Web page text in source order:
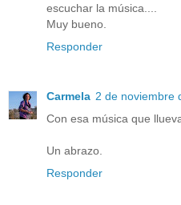
escuchar la música....
Muy bueno.
Responder
Carmela 2 de noviembre
Con esa música que
Un abrazo.
Responder